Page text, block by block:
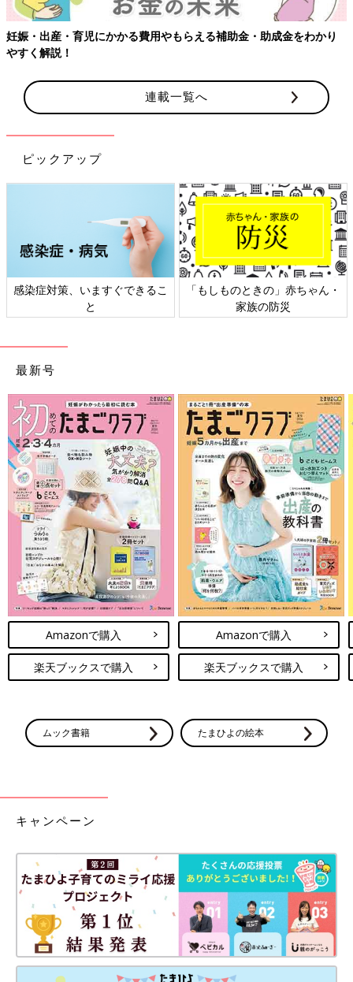
連載一覧へ
ピックアップ
日本外来小児科学会リーフレッ
ト検討会
六星占術 細木かおりさんの人
相談
最新号
Amazonで購入
楽天ブックスで購入
Amazonで購入
楽天ブックスで購入
ムック書籍 たまひよの絵本
キャンペーン